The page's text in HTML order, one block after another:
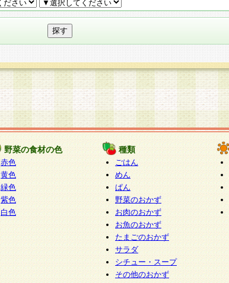
野菜の食材の色
赤色
黄色
緑色
紫色
白色
種類
ごはん
めん
ぱん
野菜のおかず
お肉のおかず
お魚のおかず
たまごのおかず
サラダ
シチュー・スープ
その他のおかず